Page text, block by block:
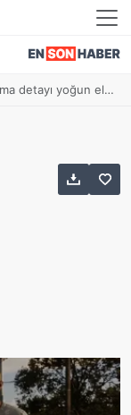
yoğun eleştiri aldı